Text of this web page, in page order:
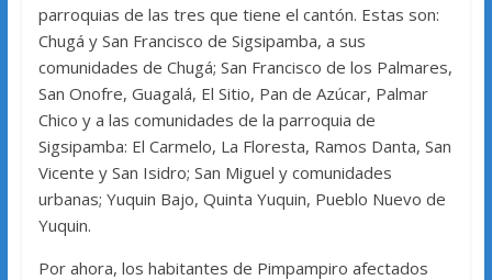
parroquias de las tres que tiene el cantón. Estas son:
Chugá y San Francisco de Sigsipamba, a sus
comunidades de Chugá; San Francisco de los Palmares,
San Onofre, Guagalá, El Sitio, Pan de Azúcar, Palmar
Chico y a las comunidades de la parroquia de
Sigsipamba: El Carmelo, La Floresta, Ramos Danta, San
Vicente y San Isidro; San Miguel y comunidades
urbanas; Yuquin Bajo, Quinta Yuquin, Pueblo Nuevo de
Yuquin.
Por ahora, los habitantes de Pimpampiro afectados